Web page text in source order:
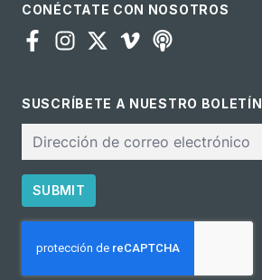
CONÉCTATE CON NOSOTROS
SUSCRÍBETE A NUESTRO BOLETÍN
electrónico
SUBMIT